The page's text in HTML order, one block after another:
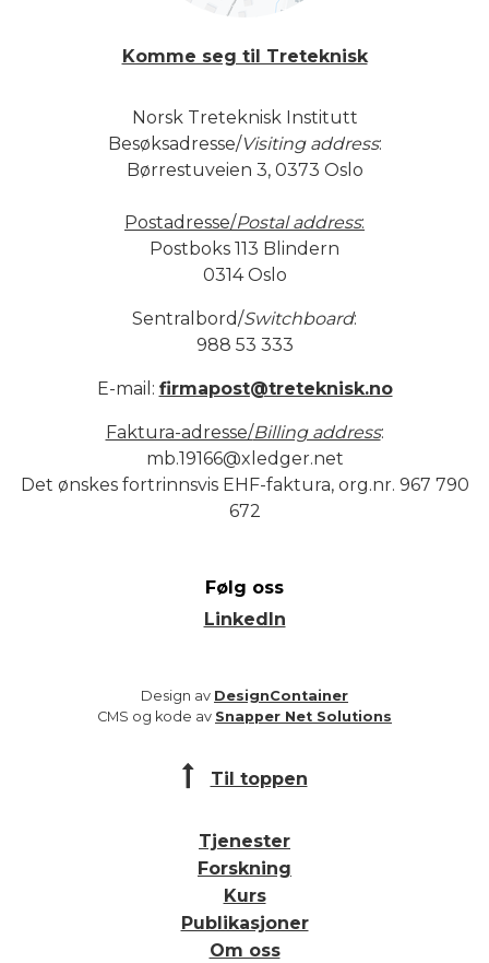
Komme seg til Treteknisk
Norsk Treteknisk Institutt
Besøksadresse/Visiting address:
Børrestuveien 3, 0373 Oslo
Postadresse/Postal address:
Postboks 113 Blindern
0314 Oslo
Sentralbord/Switchboard:
988 53 333
E-mail: firmapost@treteknisk.no
Faktura-adresse/Billing address:
mb.19166@xledger.net
Det ønskes fortrinnsvis EHF-faktura, org.nr. 967 790
672
Følg oss
LinkedIn
Design av DesignContainer
CMS og kode av Snapper Net Solutions
Til toppen
Tjenester
Forskning
Kurs
Publikasjoner
Om oss